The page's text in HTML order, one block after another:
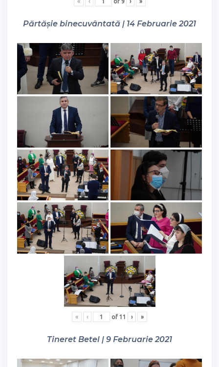
Părtășie binecuvântată | 14 Februarie 2021
« ‹ of 11 › »
Tineret Betel | 9 Februarie 2021